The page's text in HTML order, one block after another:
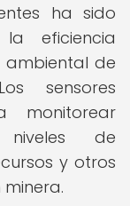
ha sido
eficiencia
de
sensores
monitorear
de
y otros